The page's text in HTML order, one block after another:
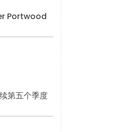
Portwood
第五个季度